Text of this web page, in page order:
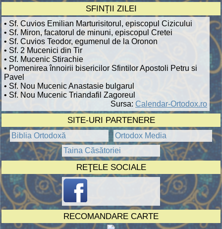
SFINȚII ZILEI
• Sf. Cuvios Emilian Marturisitorul, episcopul Cizicului
• Sf. Miron, facatorul de minuni, episcopul Cretei
• Sf. Cuvios Teodor, egumenul de la Oronon
• Sf. 2 Mucenici din Tir
• Sf. Mucenic Stirachie
• Pomenirea înnoirii bisericilor Sfintilor Apostoli Petru si
Pavel
• Sf. Nou Mucenic Anastasie bulgarul
• Sf. Nou Mucenic Triandafil Zagoreul
Sursa: Calendar-Ortodox.ro
SITE-URI PARTENERE
Biblia Ortodoxă
Ortodox Media
Taina Căsătoriei
REŢELE SOCIALE
RECOMANDARE CARTE